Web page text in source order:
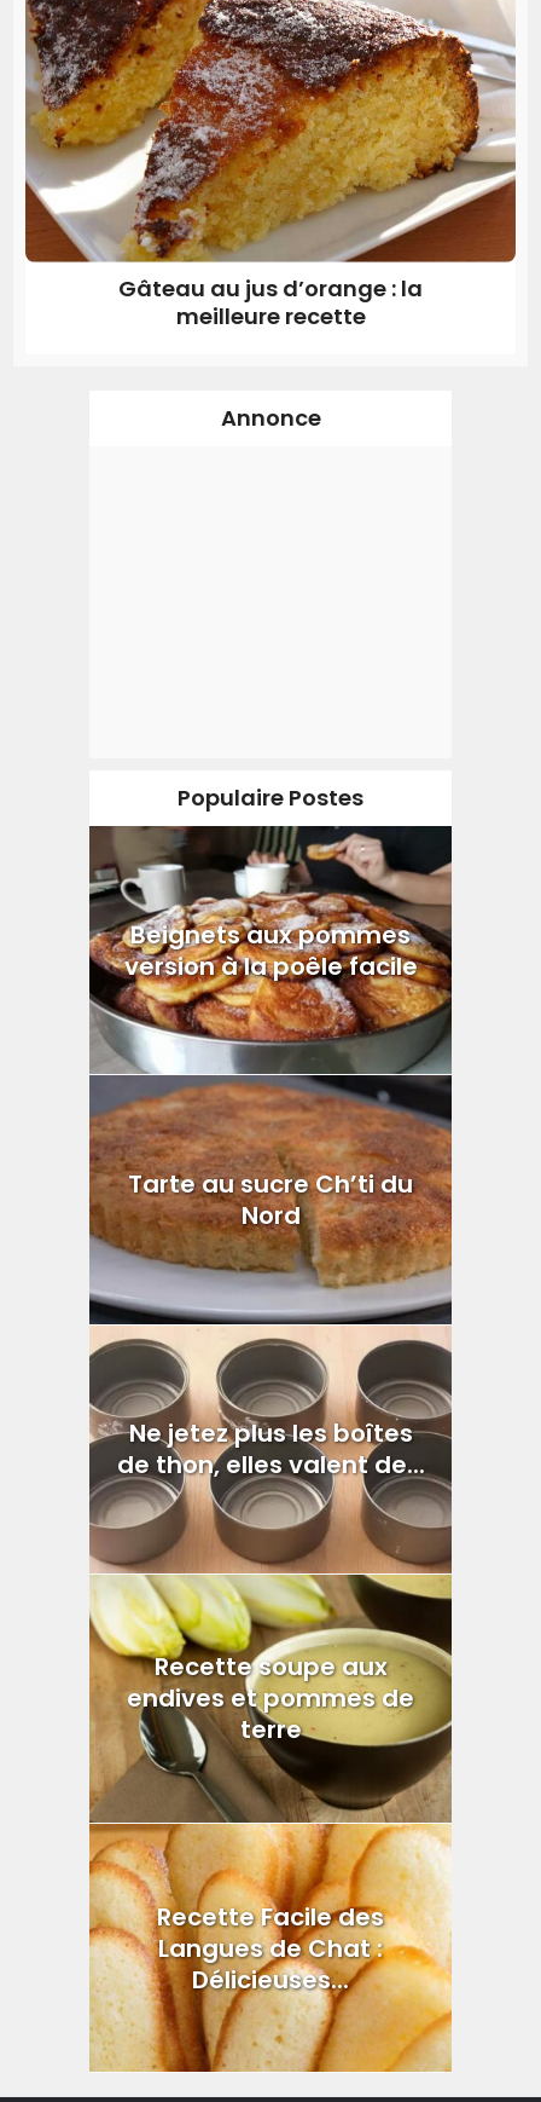
Gâteau au jus d’orange : la
meilleure recette
Annonce
Populaire Postes
Beignets aux pommes
version à la poêle facile
Tarte au sucre Ch’ti du
Nord
Ne jetez plus les boîtes
de thon, elles valent de...
Recette soupe aux
endives et pommes de
terre
Recette Facile des
Langues de Chat :
Délicieuses...